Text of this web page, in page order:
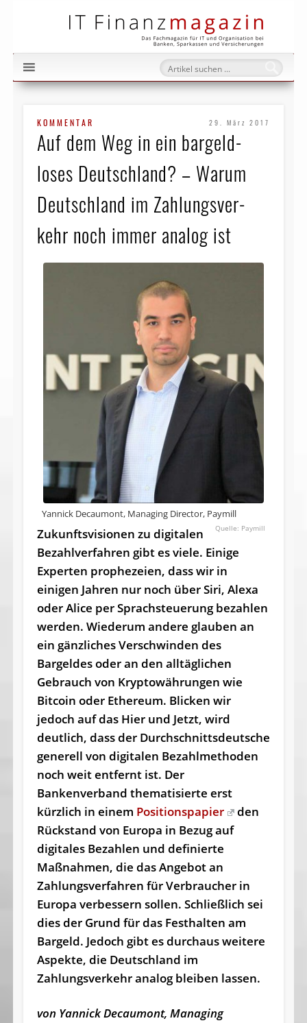
KOMMENTAR 29. März 2017
Auf dem Weg in ein bar­geld­
loses Deutschland? – Warum
Deutschland im Zahlungs­ver­
kehr noch immer analog ist
Yannick Decaumont, Managing Director, Paymill
Paymill
Zukunftsvisionen zu digitalen
Be­zahl­verfahren gibt es viele. Einige
Experten prophezeien, dass wir in
einigen Jahren nur noch über Siri, Alexa
oder Alice per Sprachsteuerung bezahlen
werden. Wiederum andere glauben an
ein gänzliches Verschwinden des
Bargeldes oder an den alltäglichen
Gebrauch von Kryptowährungen wie
Bitcoin oder Ethereum. Blicken wir
jedoch auf das Hier und Jetzt, wird
deutlich, dass der Durchschnittsdeutsche
generell von digitalen Bezahlmethoden
noch weit entfernt ist. Der
Bankenverband thematisierte erst
kürzlich in einem Positionspapier
den
Rückstand von Europa in Bezug auf
digitales Bezahlen und definierte
Maßnahmen, die das Angebot an
Zahlungsverfahren für Verbraucher in
Europa verbessern sollen. Schließlich sei
dies der Grund für das Festhalten am
Bargeld. Jedoch gibt es durchaus weitere
Aspekte, die Deutschland im
Zahlungsverkehr analog bleiben lassen.
von Yannick Decaumont, Managing